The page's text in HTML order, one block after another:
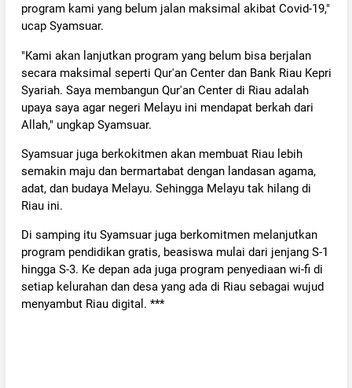
program kami yang belum jalan maksimal akibat Covid-19,"
ucap Syamsuar.
"Kami akan lanjutkan program yang belum bisa berjalan
secara maksimal seperti Qur'an Center dan Bank Riau Kepri
Syariah. Saya membangun Qur'an Center di Riau adalah
upaya saya agar negeri Melayu ini mendapat berkah dari
Allah," ungkap Syamsuar.
Syamsuar juga berkokitmen akan membuat Riau lebih
semakin maju dan bermartabat dengan landasan agama,
adat, dan budaya Melayu. Sehingga Melayu tak hilang di
Riau ini.
Di samping itu Syamsuar juga berkomitmen melanjutkan
program pendidikan gratis, beasiswa mulai dari jenjang S-1
hingga S-3. Ke depan ada juga program penyediaan wi-fi di
setiap kelurahan dan desa yang ada di Riau sebagai wujud
menyambut Riau digital. ***